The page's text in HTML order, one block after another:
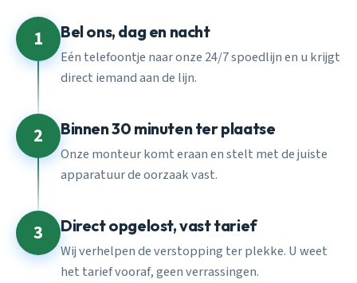
1 Bel ons, dag en nacht
Eén telefoontje naar onze 24/7 spoedlijn en u krijgt
direct iemand aan de lijn.
2 Binnen 30 minuten ter plaatse
Onze monteur komt eraan en stelt met de juiste
apparatuur de oorzaak vast.
3 Direct opgelost, vast tarief
Wij verhelpen de verstopping ter plekke. U weet
het tarief vooraf, geen verrassingen.